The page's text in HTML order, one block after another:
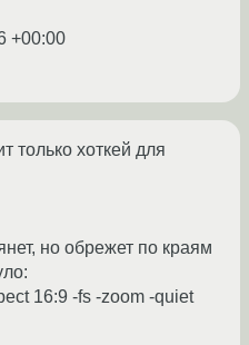
+00:00
только хоткей для
но обрежет по краям
16:9 -fs -zoom -quiet